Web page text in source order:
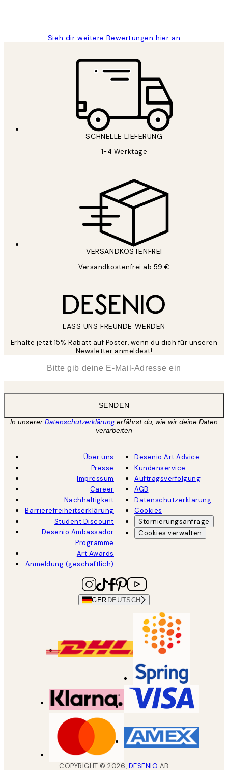
Sieh dir weitere Bewertungen hier an
SCHNELLE LIEFERUNG
1-4 Werktage
VERSANDKOSTENFREI
Versandkostenfrei ab 59 €
LASS UNS FREUNDE WERDEN
Erhalte jetzt 15% Rabatt auf Poster, wenn du dich für unseren
Newsletter anmeldest!
SENDEN
In unsererDatenschutzerklärungerfährst du, wie wir deine Daten
verarbeiten
Über uns
Presse
Impressum
Career
Nachhaltigkeit
Barrierefreiheitserklärung
Student Discount
Desenio Ambassador
Programme
Art Awards
Anmeldung (geschäftlich)
Desenio Art Advice
Kundenservice
Auftragsverfolgung
AGB
Datenschutzerklärung
Cookies
Stornierungsanfrage
Cookies verwalten
GER DEUTSCH
COPYRIGHT ©2026, DESENIO AB